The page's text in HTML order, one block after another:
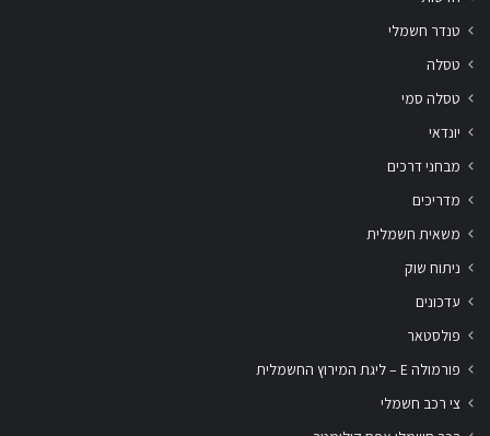
טנדר חשמלי
טסלה
טסלה סמי
יונדאי
מבחני דרכים
מדריכים
משאית חשמלית
ניתוח שוק
עדכונים
פולסטאר
פורמולה E – ליגת המירוץ החשמלית
צי רכב חשמלי